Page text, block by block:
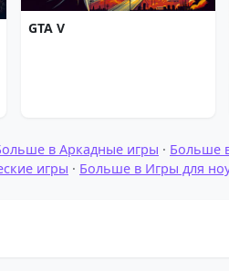
GTA V
в Аркадные игры · Больше
игры · Больше в Игры для